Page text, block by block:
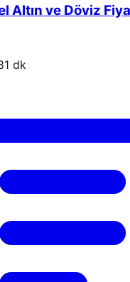
Altın ve Döviz
1 dk